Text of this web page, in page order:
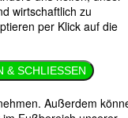
wirtschaftlich zu
per Klick auf die
SCHLIESSEN
Außerdem